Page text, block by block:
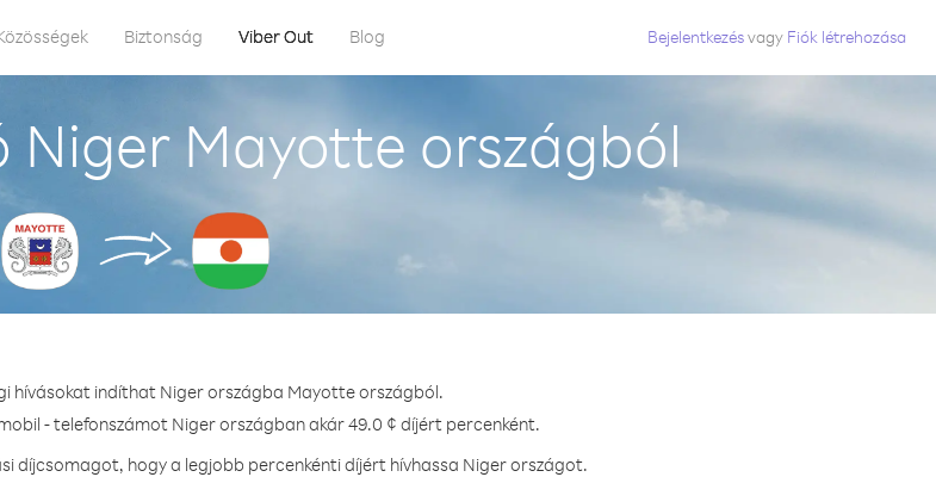
Biztonság Viber Out Blog Bejelentkezésvagy Fiók létrehozása
Niger Mayotte országból
hívásokat indíthat Niger országba Mayotte országból.
- telefonszámot Niger országban akár 49.0 ¢ díjért percenként.
díjcsomagot, hogy a legjobb percenkénti díjért hívhassa Niger országot.